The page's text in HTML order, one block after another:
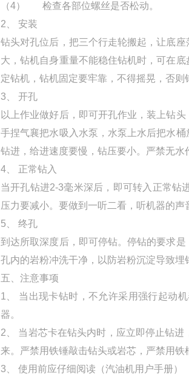
（4） 检查各部位螺丝是否松动。
2、 安装
钻头对孔位后，把三个行走轮搬起，让底
大，钻机自身重量不能稳住钻机时，可在
定钻机，钻机固定要牢靠，不得摇晃，否则
3、 开孔
以上作业做好后，即可开孔作业，装上钻
手捏气襄把水吸入水泵，水泵上水后把水
钻进，给进速度要慢，钻压要小。严禁无水
4、 正常钻入
当开孔钻进2-3毫米深后，即可转入正常钻
压力要减小。要做到一听二看，听机器的声
5、 终孔
到达所取深度后，即可停钻。停钻的要求
孔内的岩粉冲洗干净，以防岩粉沉淀导致埋
五、注意事项
1、 当出现卡钻时，不允许采用强行起动
器。
2、 当岩芯卡在钻头内时，应立即停止钻
来。严禁用铁锤敲击钻头或岩芯，严禁用铁
3、 使用前应仔细阅读（汽油机用户手册）